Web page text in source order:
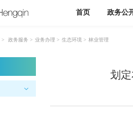
首页 政务公
> 政务服务 > 业务办理 > 生态环境 > 林业管理
划